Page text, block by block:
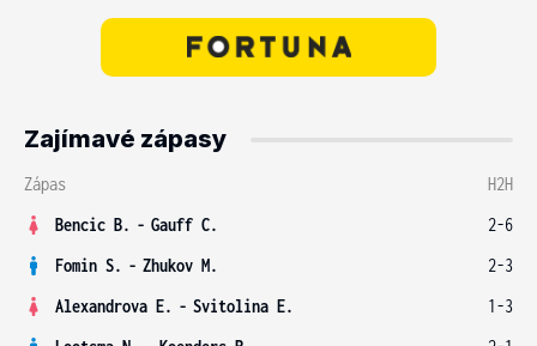
Zajímavé zápasy
Zápas
H2H
Bencic B. - Gauff C.
2-6
Fomin S. - Zhukov M.
2-3
Alexandrova E. - Svitolina E.
1-3